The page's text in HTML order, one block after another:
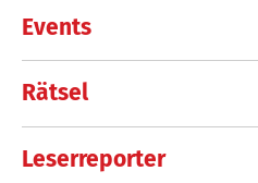
Events
Rätsel
Leserreporter